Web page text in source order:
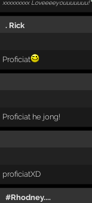
xxxxxxxxx Loveeeeyouuuuuuu!
. Rick
Proficiat
Proficiat he jong!
proficiatXD
#Rhodney....